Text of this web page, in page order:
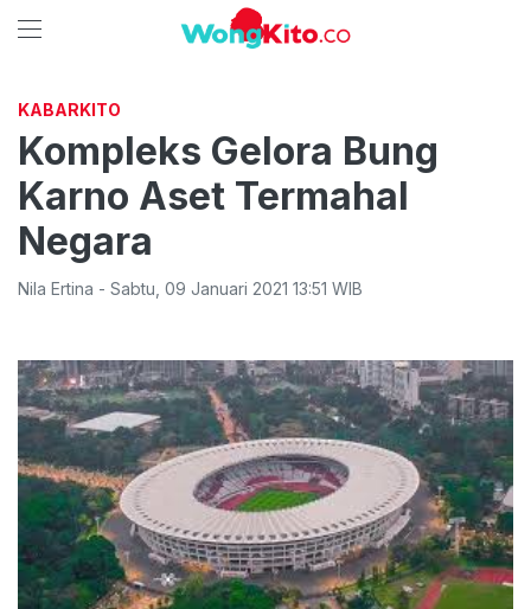
KABARKITO
Kompleks Gelora Bung
Karno Aset Termahal
Negara
Nila Ertina - Sabtu 09 Januari 2021 13:51 WIB